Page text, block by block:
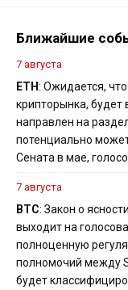
Ближайшие
7 августа
ETH: Ожидается, что
крипторынка, будет
направлен на
потенциально
Сената в мае,
7 августа
BTC: Закон о
выходит на
полноценную
полномочий между
будет